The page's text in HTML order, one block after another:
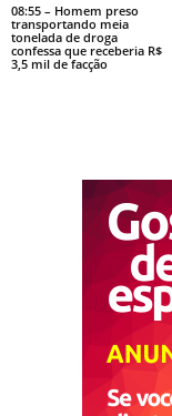
08:55 – Homem preso
transportando meia
tonelada de droga
confessa que receberia R$
3,5 mil de facção